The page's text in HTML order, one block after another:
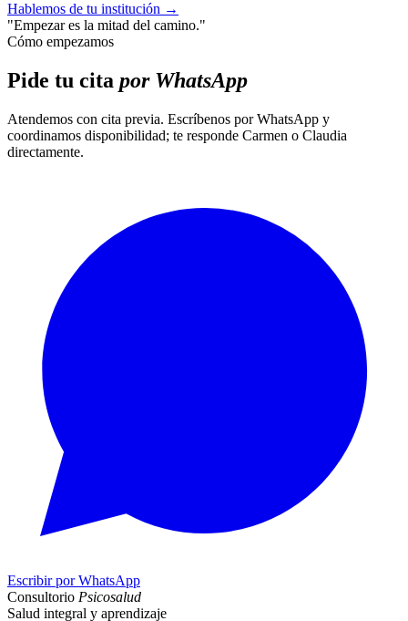
Hablemos de tu institución →
"Empezar es la mitad del camino."
Cómo empezamos
Pide tu cita por WhatsApp
Atendemos con cita previa. Escríbenos por WhatsApp y
coordinamos disponibilidad; te responde Carmen o Claudia
directamente.
Escribir por WhatsApp
Consultorio Psicosalud
Salud integral y aprendizaje